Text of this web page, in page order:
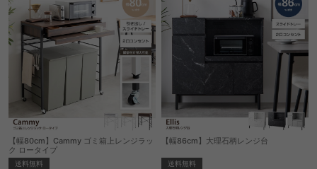
【幅80cm】Cammy ゴミ箱上レンジラッ
ク ロータイプ
送料無料
【幅86cm】大理石柄レンジ台
送料無料